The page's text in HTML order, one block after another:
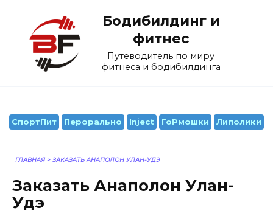
содержанию
Бодибилдинг и
фитнес
Путеводитель по миру
фитнеса и бодибилдинга
СпортПит Перорально Inject ГоРмошки Липолики
ГЛАВНАЯ > ЗАКАЗАТЬ АНАПОЛОН УЛАН-УДЭ
Заказать Анаполон Улан-
Удэ